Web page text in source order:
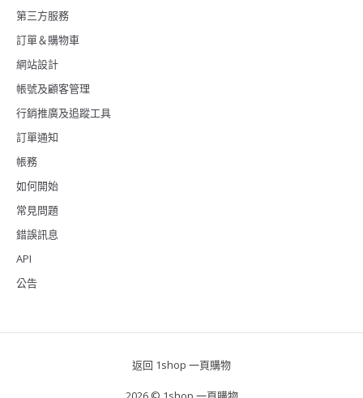
第三方服務
訂單＆購物車
網站設計
帳號及顧客管理
行銷推廣及追蹤工具
訂單通知
帳務
如何開始
常見問題
錯誤訊息
API
公告
返回 1shop 一頁購物